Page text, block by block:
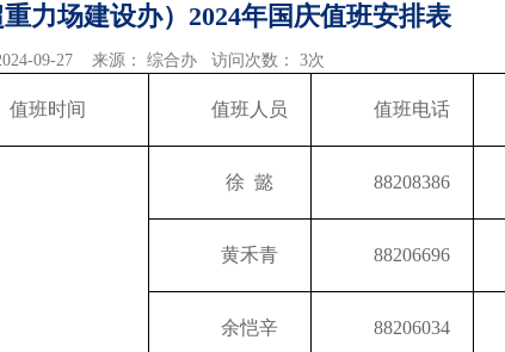
力场建设办）2024年国庆值班安排表
09-27 来源： 综合办 访问次数： 3次
值班时间 值班人员 值班电话
徐 懿 88208386
黄禾青 88206696
余恺辛 88206034